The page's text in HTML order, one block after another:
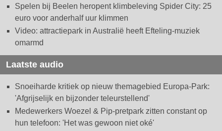
Spelen bij Beelen heropent klimbeleving Spider City: 25
euro voor anderhalf uur klimmen
Video: attractiepark in Australië heeft Efteling-muziek
omarmd
Laatste audio
Snoeiharde kritiek op nieuw themagebied Europa-Park:
'Afgrijselijk en bijzonder teleurstellend'
Medewerkers Woezel & Pip-pretpark zitten constant op
hun telefoon: 'Het was gewoon niet oké'